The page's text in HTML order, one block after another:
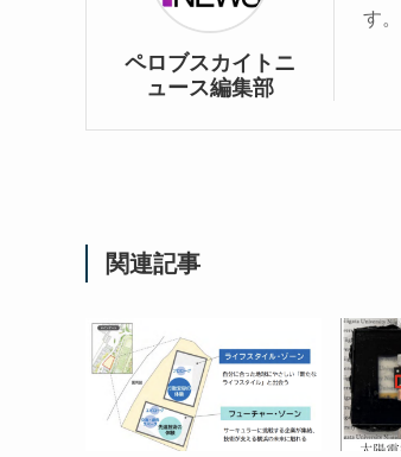
ペロブスカイトニ
ュース編集部
す。
関連記事